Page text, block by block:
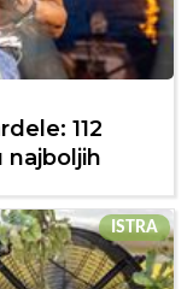
112
najboljih
ISTRA